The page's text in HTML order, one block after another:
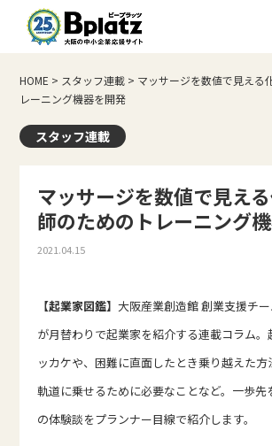
HOME > スタッフ連載 > マッサージを数値で見える
レーニング機器を開発
スタッフ連載
マッサージを数値で見え
師のためのトレーニング
2021.04.15
【起業家図鑑】大阪産業創造館 創業支援チ
が月替わりで起業家を紹介する連載コラム。
ッカケや、困難に直面したとき乗り越えた方
軌道に乗せるために必要なことなど。一歩先
の体験談をプランナー目線で紹介します。